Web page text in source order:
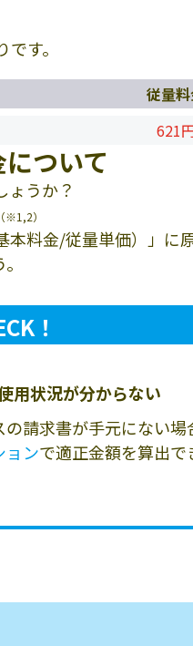
す。
従量
621
ついて
ょうか？
（※1,2）
料金/従量単価）」に
！
用状況が分からない
の請求書が手元にない場
ョンで適正金額を算出で